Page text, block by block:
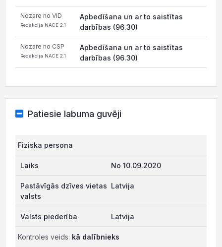
Nozare no VID
Redakcija NACE 2.1
Apbedīšana un ar to saistītas
darbības (96.30)
Nozare no CSP
Redakcija NACE 2.1
Apbedīšana un ar to saistītas
darbības (96.30)
Patiesie labuma guvēji
Fiziska persona
No 10.09.2020
Latvija
Latvija
Kontroles veids: kā dalībnieks